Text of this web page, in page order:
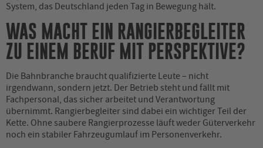
System, das Deutschland jeden Tag in Bewegung hält.
WAS MACHT EIN RANGIERBEGLEITER
ZU EINEM BERUF MIT PERSPEKTIVE?
Die Bahnbranche braucht qualifizierte Leute – nicht
irgendwann, sondern jetzt. Der Betrieb steht und fällt mit
Fachpersonal, das sicher arbeitet und Verantwortung
übernimmt. Rangierbegleiter sind dabei ein wichtiger Teil der
Kette. Ohne saubere Rangierprozesse läuft weder Güterverkehr
noch ein stabiler Fahrzeugumlauf im Personenverkehr.